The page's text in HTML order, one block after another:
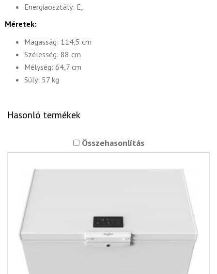
Energiaosztály: E,
Méretek:
Magasság: 114,5 cm
Szélesség: 88 cm
Mélység: 64,7 cm
Súly: 57 kg
Hasonló termékek
Összehasonlítás